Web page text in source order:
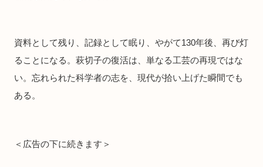
資料として残り、記録として眠り、やがて130年後、再び灯
ることになる。萩切子の復活は、単なる工芸の再現ではな
い。忘れられた科学者の志を、現代が拾い上げた瞬間でも
ある。
＜広告の下に続きます＞